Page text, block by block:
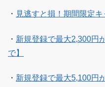
・ 見逃すと損！期間限定
・ 新規登録で最大2,300円
で】
・ 新規登録で最大5,100円